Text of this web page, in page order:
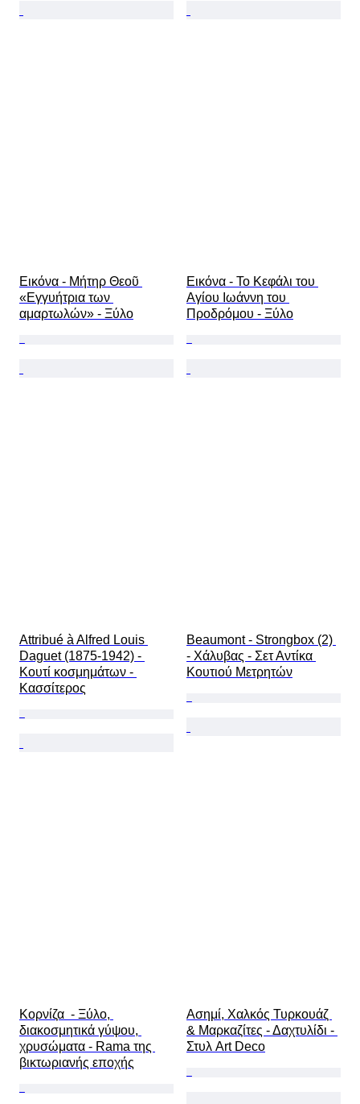
Εικόνα - Μήτηρ Θεοῦ
«Εγγυήτρια των
αμαρτωλών» - Ξύλο
Εικόνα - Το Κεφάλι του
Αγίου Ιωάννη του
Προδρόμου - Ξύλο
Attribué à Alfred Louis
Daguet (1875-1942) -
Κουτί κοσμημάτων -
Κασσίτερος
Beaumont - Strongbox (2)
- Χάλυβας - Σετ Αντίκα
Κουτιού Μετρητών
Κορνίζα  - Ξύλο,
διακοσμητικά γύψου,
χρυσώματα - Rama της
βικτωριανής εποχής
Ασημί, Χαλκός Τυρκουάζ
& Μαρκαζίτες - Δαχτυλίδι -
Στυλ Art Deco